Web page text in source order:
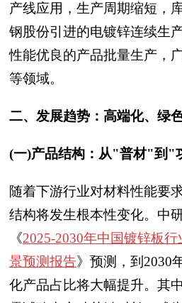
产线应用，生产周期缩短，
钢股份引进的电镀锌连续生
性能优良的产品批量生产，
等领域。
二、发展趋势：高端化、绿
(一)产品结构：从"普材"到"
随着下游行业对材料性能要
结构将发生根本性变化。 中
《2025-2030年中国镀锌板
景预测报告》 预测，到2030
化产品占比将大幅提升。其